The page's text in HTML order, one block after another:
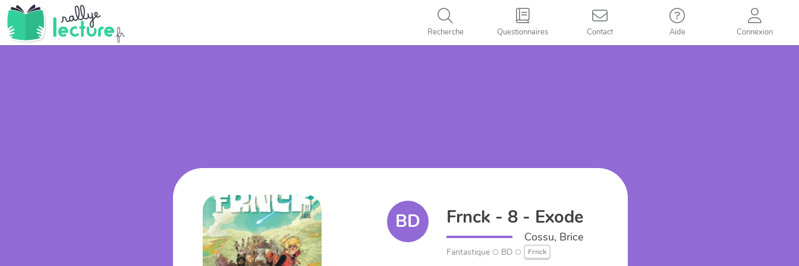
Recherche Questionnaires Contact Aide Connexion
BD Frnck - 8 - Exode
Cossu, Brice
Fantastique BD Frnck